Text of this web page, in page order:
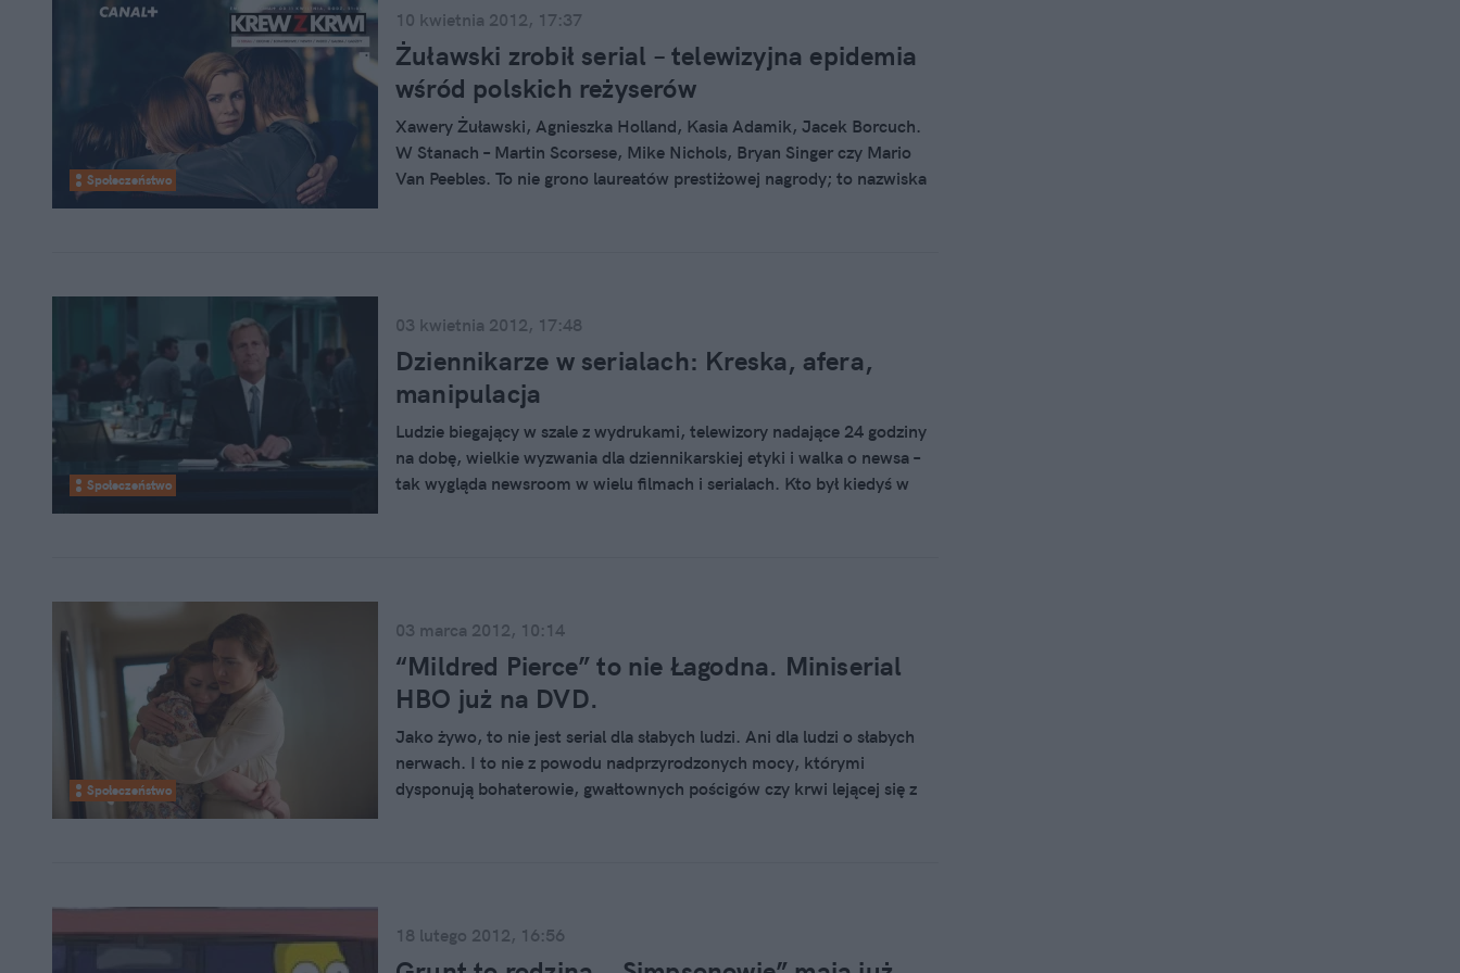
Społeczeństwo
10 kwietnia 2012, 17:37
Żuławski zrobił serial – telewizyjna epidemia
wśród polskich reżyserów
Xawery Żuławski, Agnieszka Holland, Kasia Adamik, Jacek Borcuch.
W Stanach – Martin Scorsese, Mike Nichols, Bryan Singer czy Mario
Van Peebles. To nie grono laureatów prestiżowej nagrody; to nazwiska
Społeczeństwo
03 kwietnia 2012, 17:48
Dziennikarze w serialach: Kreska, afera,
manipulacja
Ludzie biegający w szale z wydrukami, telewizory nadające 24 godziny
na dobę, wielkie wyzwania dla dziennikarskiej etyki i walka o newsa –
tak wygląda newsroom w wielu filmach i serialach. Kto był kiedyś w
pojawiają się najczęściej.
Społeczeństwo
03 marca 2012, 10:14
“Mildred Pierce” to nie Łagodna. Miniserial
HBO już na DVD.
Jako żywo, to nie jest serial dla słabych ludzi. Ani dla ludzi o słabych
nerwach. I to nie z powodu nadprzyrodzonych mocy, którymi
dysponują bohaterowie, gwałtownych pościgów czy krwi lejącej się z
18 lutego 2012, 16:56